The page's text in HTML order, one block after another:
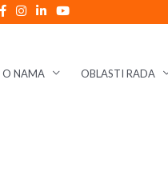
O NAMA OBLASTI RADA